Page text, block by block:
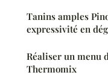
Tanins amples
expressivité en
Réaliser un menu
Thermomix